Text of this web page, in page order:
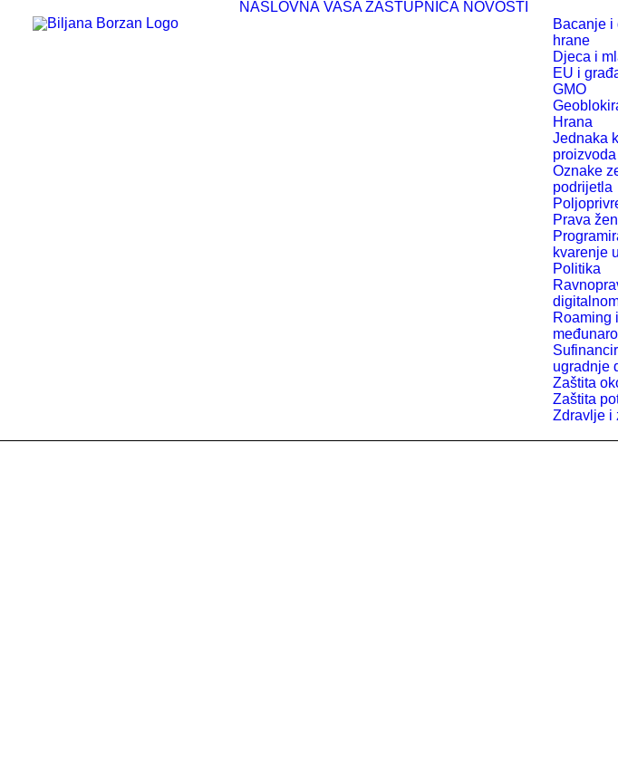
NASLOVNA VAŠA ZASTUPNICA NOVOSTI
Bacanje i
hrane
Djeca i
EU i
GMO
Hrana
Jednaka
proizvoda
Oznake
podrijetla
Prava
kvarenje
Politika
Roaming i
ugradnje
Zaštita
Zaštita
Zdravlje i